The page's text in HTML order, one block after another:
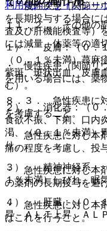
・ 慢性疾患（関節リ
を長期投与する場合に
査及び肝機能検査等）
には減量、休薬等の適
・ 慢性疾患（関節リ
を用いる場合には、薬
８．３． 急性疾患に
を考慮すること。
・ 急性疾患に対し本
痛の程度を考慮し、投
・ 急性疾患に対し本
の薬剤の長期投与を避
・ 急性疾患に対し本
ばこれを行うこと。
１１．２． その他の
１）． 皮膚：（０．
（０．１％未満）蕁
紫斑、斑状出血、皮膚
む）。
２）． 消化器：（０
食欲不振、下痢、口内
渇、（０．１％未満）
り。
３）． 精神神経系：
１％未満）しびれ、眠
４）． 肝臓：（０．
昇、ＡＬＴ上昇、ＡＬ
利用規約プライバシー